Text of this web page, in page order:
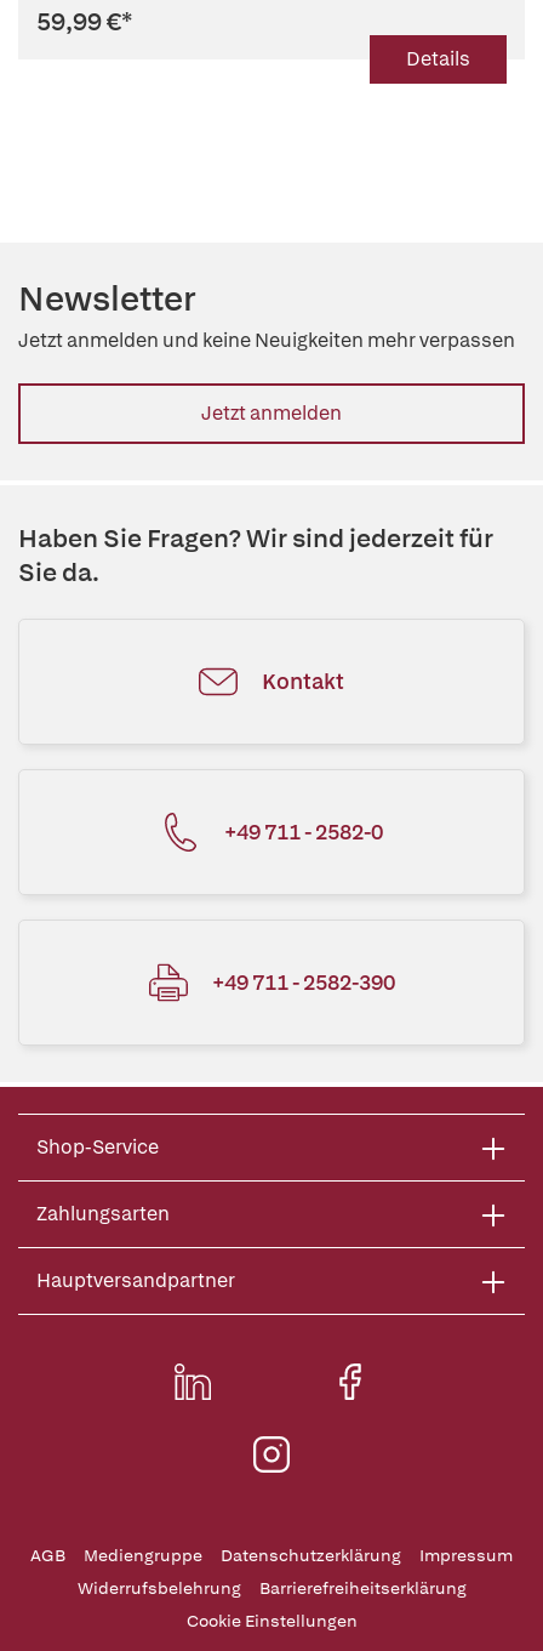
59,99 €*
Details
Newsletter
Jetzt anmelden und keine Neuigkeiten mehr verpassen
Jetzt anmelden
Haben Sie Fragen? Wir sind jederzeit für
Sie da.
Kontakt
+49 711 - 2582-0
+49 711 - 2582-390
Shop-Service
Zahlungsarten
Hauptversandpartner
AGB Mediengruppe Datenschutzerklärung
Impressum
Widerrufsbelehrung
Barrierefreiheitserklärung
Cookie Einstellungen